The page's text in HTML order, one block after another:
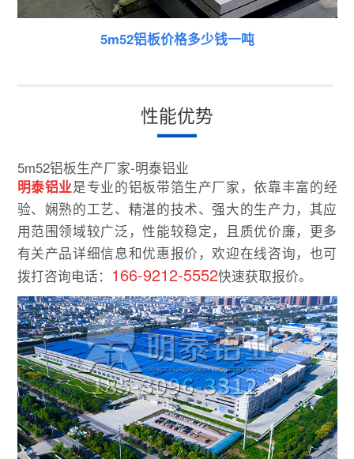
5m52铝板价格多少钱一吨
性能优势
5m52铝板生产厂家-明泰铝业
明泰铝业是专业的铝板带箔生产厂家，依靠丰富的经
验、娴熟的工艺、精湛的技术、强大的生产力，其应
用范围领域较广泛，性能较稳定，且质优价廉，更多
有关产品详细信息和优惠报价，欢迎在线咨询，也可
拨打咨询电话： 166-9212-5552快速获取报价。